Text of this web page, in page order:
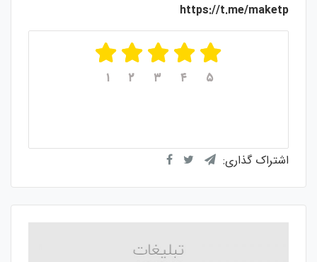
https://t.me/maketp
۱ ۲ ۳ ۴ ۵
اشتراک گذاری: